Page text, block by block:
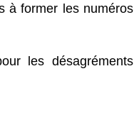
à former les numéros
les désagréments